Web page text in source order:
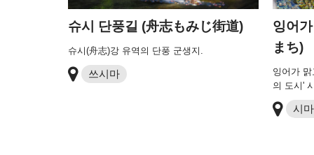
슈시 단풍길 (舟志もみじ街道)
슈시(舟志)강 유역의 단풍 군생지.
쓰시마
잉어
まち)
잉어가
의 도시'
시